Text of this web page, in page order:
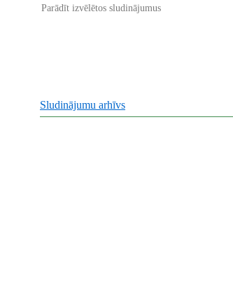
Parādīt izvēlētos sludinājumus
Sludinājumu arhīvs